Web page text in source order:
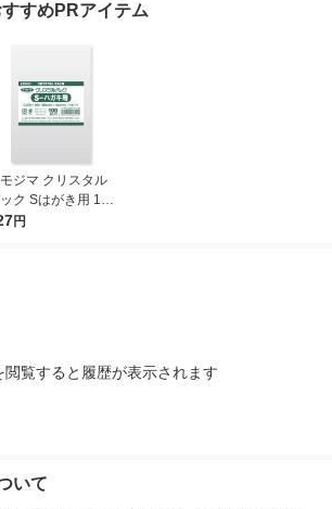
すめPRアイテム
ジマ クリスタル
ク Sはがき用 100
6751700 1袋(10
円
閲覧すると履歴が表示されます
いて